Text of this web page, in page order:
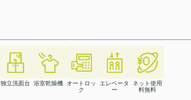
独立洗面台 浴室乾燥機
オートロッ
ク
エレベータ
ー
ネット使用
料無料